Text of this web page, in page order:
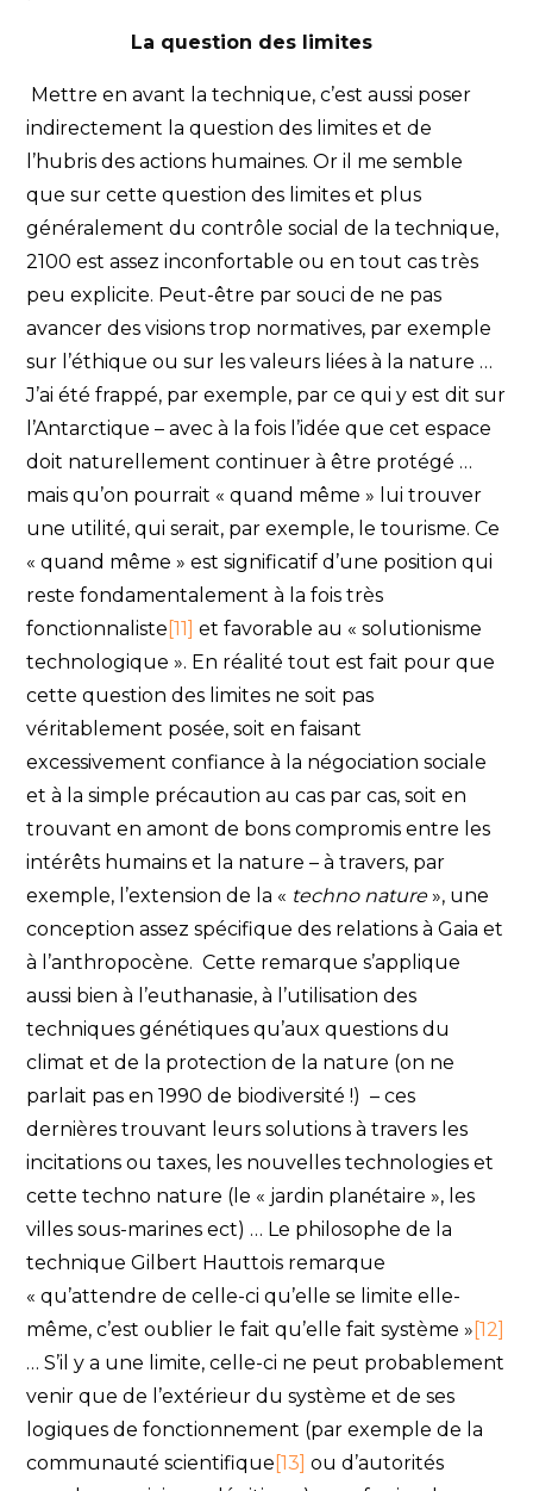
La question des limites
Mettre en avant la technique, c’est aussi poser
indirectement la question des limites et de
l’hubris des actions humaines. Or il me semble
que sur cette question des limites et plus
généralement du contrôle social de la technique,
2100 est assez inconfortable ou en tout cas très
peu explicite. Peut-être par souci de ne pas
avancer des visions trop normatives, par exemple
sur l’éthique ou sur les valeurs liées à la nature …
J’ai été frappé, par exemple, par ce qui y est dit sur
l’Antarctique – avec à la fois l’idée que cet espace
doit naturellement continuer à être protégé …
mais qu’on pourrait « quand même » lui trouver
une utilité, qui serait, par exemple, le tourisme. Ce
« quand même » est significatif d’une position qui
reste fondamentalement à la fois très
fonctionnaliste [11] et favorable au « solutionisme
technologique ». En réalité tout est fait pour que
cette question des limites ne soit pas
véritablement posée, soit en faisant
excessivement confiance à la négociation sociale
et à la simple précaution au cas par cas, soit en
trouvant en amont de bons compromis entre les
intérêts humains et la nature – à travers, par
exemple, l’extension de la « techno nature», une
conception assez spécifique des relations à Gaia et
à l’anthropocène. Cette remarque s’applique
aussi bien à l’euthanasie, à l’utilisation des
techniques génétiques qu’aux questions du
climat et de la protection de la nature (on ne
parlait pas en 1990 de biodiversité !) – ces
dernières trouvant leurs solutions à travers les
incitations ou taxes, les nouvelles technologies et
cette techno nature (le « jardin planétaire », les
villes sous-marines ect) … Le philosophe de la
technique Gilbert Hauttois remarque
« qu’attendre de celle-ci qu’elle se limite elle-
même, c’est oublier le fait qu’elle fait système » [12]
… S’il y a une limite, celle-ci ne peut probablement
venir que de l’extérieur du système et de ses
logiques de fonctionnement (par exemple de la
communauté scientifique [13] ou d’autorités